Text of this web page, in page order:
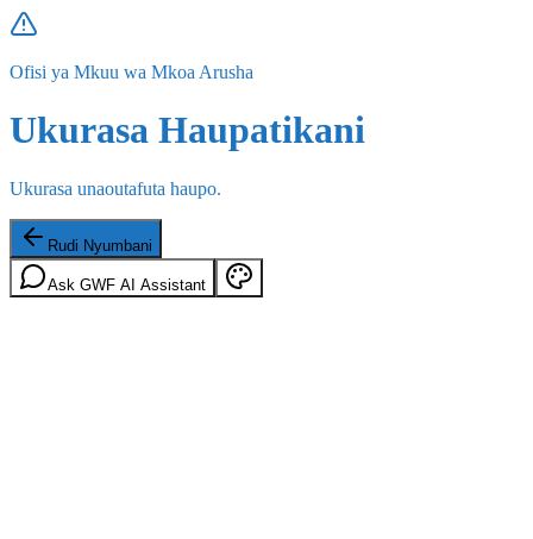
Ofisi ya Mkuu wa Mkoa Arusha
Ukurasa Haupatikani
Ukurasa unaoutafuta haupo.
Rudi Nyumbani
Ask GWF AI Assistant